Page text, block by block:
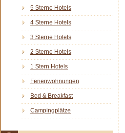
5 Sterne Hotels
4 Sterne Hotels
3 Sterne Hotels
2 Sterne Hotels
1 Stern Hotels
Ferienwohnungen
Bed & Breakfast
Campingplätze